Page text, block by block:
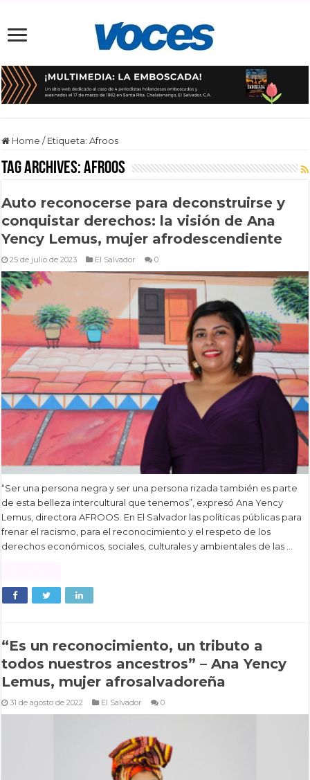
Home / Etiqueta:Afroos
Tag Archives:Afroos
Auto reconocerse para deconstruirse y
conquistar derechos: la visión de Ana
Yency Lemus, mujer afrodescendiente
25 de julio de 2023 El Salvador 0
“Ser una persona negra y ser una persona rizada también es parte
de esta belleza intercultural que tenemos”, expresó Ana Yency
Lemus, directora AFROOS. En El Salvador las políticas públicas para
frenar el racismo, para el reconocimiento y el respeto de los
derechos económicos, sociales, culturales y ambientales de las …
“Es un reconocimiento, un tributo a
todos nuestros ancestros” – Ana Yency
Lemus, mujer afrosalvadoreña
31 de agosto de 2022 El Salvador 0